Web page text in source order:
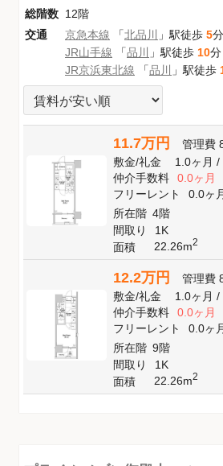
総階数 12階
交通
京急本線 「北品川 」駅徒歩 5分
JR山手線 「品川 」駅徒歩 10分
JR京浜東北線 「品川 」駅徒歩
11.7万円 管理費
敷金/礼金 1.0ヶ月/
仲介手数料
0.0ヶ月
フリーレント
0.0ヶ
所在階 4階
間取り
1K
面積
22.26m2
12.2万円 管理費
敷金/礼金 1.0ヶ月/
仲介手数料
0.0ヶ月
フリーレント
0.0ヶ
所在階 9階
間取り
1K
面積
22.26m2